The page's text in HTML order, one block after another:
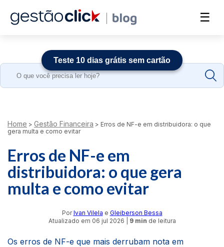
☰
Search
Home > Gestão Financeira > Erros de NF-e em distribuidora: o que
gera multa e como evitar
Erros de NF-e em
distribuidora: o que gera
multa e como evitar
Por Ivan Vilela e Gleiberson Bessa
Atualizado em 06 jul 2026 9 min de leitura
Os erros de NF-e que mais derrubam nota em
Teste 10 dias grátis sem cartão